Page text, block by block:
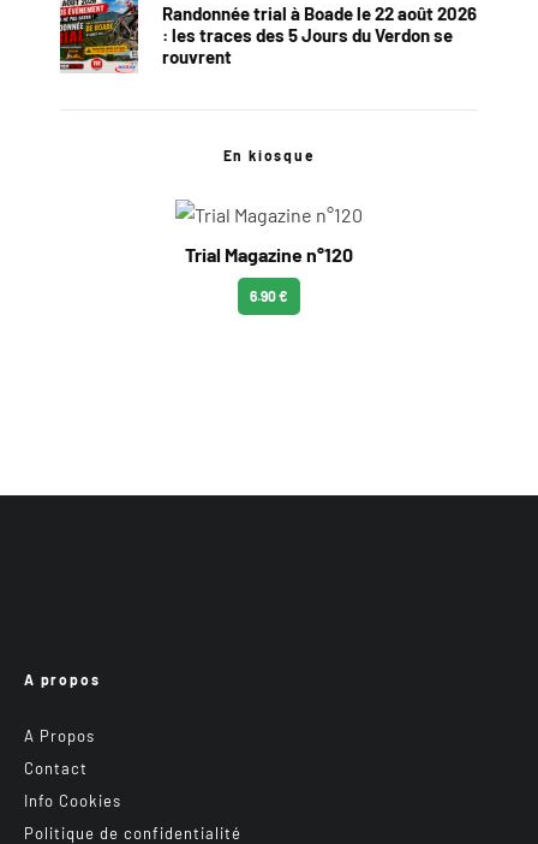
Randonnée trial à Boade le 22 août 2026
: les traces des 5 Jours du Verdon se
rouvrent
En kiosque
Trial Magazine n°120
6.90 €
A propos
A Propos
Contact
Info Cookies
Politique de confidentialité